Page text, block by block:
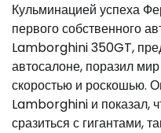
Кульминацией успеха
первого собственного
Lamborghini 350GT,
автосалоне, поразил
скоростью и роскошью.
Lamborghini и показал,
сразиться с гигантами,